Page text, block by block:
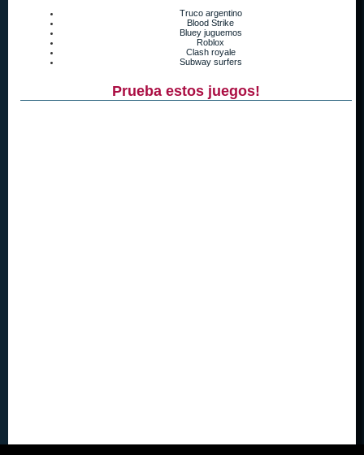
Truco argentino
Blood Strike
Bluey juguemos
Roblox
Clash royale
Subway surfers
Prueba estos juegos!